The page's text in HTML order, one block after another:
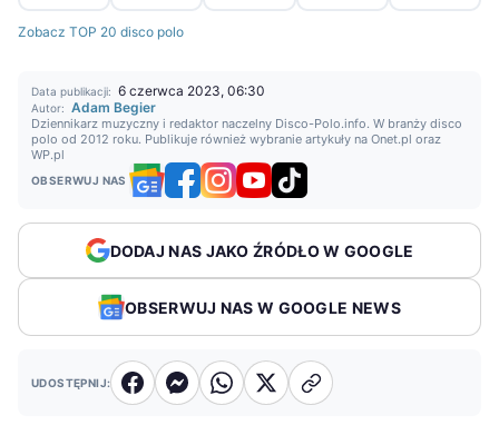
Zobacz TOP 20 disco polo
Data publikacji: 6 czerwca 2023, 06:30
Autor: Adam Begier
Dziennikarz muzyczny i redaktor naczelny Disco-Polo.info. W branży disco
polo od 2012 roku. Publikuje również wybranie artykuły na Onet.pl oraz
WP.pl
OBSERWUJ NAS
DODAJ NAS JAKO ŹRÓDŁO W GOOGLE
OBSERWUJ NAS W GOOGLE NEWS
UDOSTĘPNIJ: